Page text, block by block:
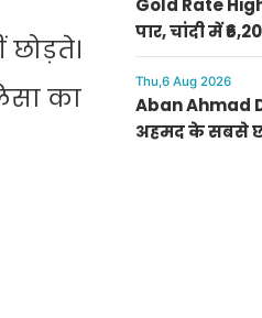
का
Gold Rate
पार, चांदी में
अचानक बढ़ गए
Thu,6 Aug 2026
Aban Ahmad
अहमद के सबसे